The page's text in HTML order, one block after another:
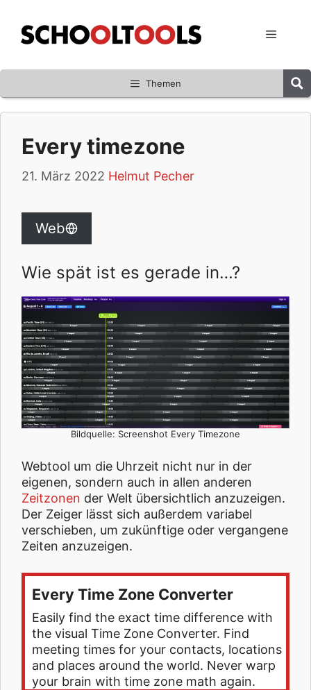
Inhalt
springen
Menü
Themen
Every timezone
21. März 2022 Helmut Pecher
Web
Wie spät ist es gerade in…?
Bildquelle: Screenshot Every Timezone
Webtool um die Uhrzeit nicht nur in der
eigenen, sondern auch in allen anderen
Zeitzonen der Welt übersichtlich anzuzeigen.
Der Zeiger lässt sich außerdem variabel
verschieben, um zukünftige oder vergangene
Zeiten anzuzeigen.
Every Time Zone Converter
Easily find the exact time difference with
the visual Time Zone Converter. Find
meeting times for your contacts, locations
and places around the world. Never warp
your brain with time zone math again.